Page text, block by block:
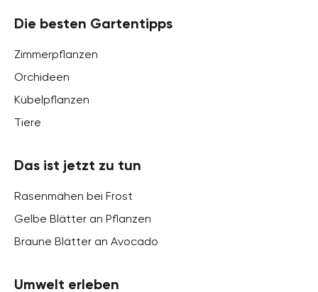
Die besten Gartentipps
Zimmerpflanzen
Orchideen
Kübelpflanzen
Tiere
Das ist jetzt zu tun
Rasenmähen bei Frost
Gelbe Blätter an Pflanzen
Braune Blätter an Avocado
Umwelt erleben